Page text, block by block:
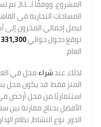
المشروع. ووفقًا لـ JLL، تم تسليم حوالي
ليصل إجمالي المخزون إلى
توقع دخول حوالي331,300 متر مربع
العام.
لذلك، عندشراءمحل في
المتر فقط. قد يكون
استثماريًا من محل أرخص
الأفضل يحتاج مقارنة بين
الدور، نوع النشاط، نظام